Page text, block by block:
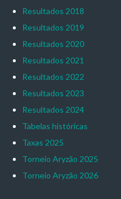
Resultados 2018
Resultados 2019
Resultados 2020
Resultados 2021
Resultados 2022
Resultados 2023
Resultados 2024
Tabelas históricas
Taxas 2025
Torneio Aryzão 2025
Torneio Aryzão 2026